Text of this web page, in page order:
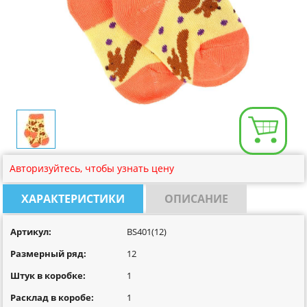
Размерная сетка
Обратная связь
Авторизуйтесь, чтобы узнать цену
ХАРАКТЕРИСТИКИ ОПИСАНИЕ
Артикул:
Размерный ряд:
Штук в коробке:
Расклад в коробе:
BS401(12)
12
1
1